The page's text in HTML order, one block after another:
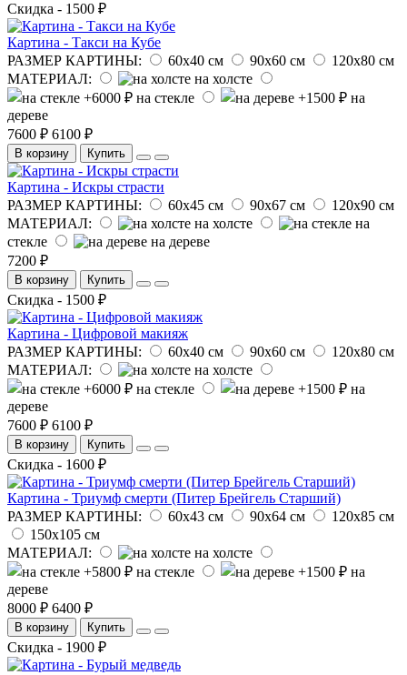
Скидка - 1500 ₽
Картина - Такси на Кубе
РАЗМЕР КАРТИНЫ:
60х40 см 90х60 см
120х80 см
МАТЕРИАЛ:
на холсте
на стекле
на
дереве
7600 ₽ 6100 ₽
В корзину Купить
Картина - Искры страсти
РАЗМЕР КАРТИНЫ:
60х45 см 90х67 см
120х90 см
МАТЕРИАЛ:
на холсте
на
стекле
на дереве
7200 ₽
В корзину Купить
Скидка - 1500 ₽
Картина - Цифровой макияж
РАЗМЕР КАРТИНЫ:
60х40 см 90х60 см
120х80 см
МАТЕРИАЛ:
на холсте
на стекле
на
дереве
7600 ₽ 6100 ₽
В корзину Купить
Скидка - 1600 ₽
Картина - Триумф смерти (Питер Брейгель Старший)
РАЗМЕР КАРТИНЫ:
60х43 см 90х64 см
120х85 см
150х105 см
МАТЕРИАЛ:
на холсте
на стекле
на
дереве
8000 ₽ 6400 ₽
В корзину Купить
Скидка - 1900 ₽